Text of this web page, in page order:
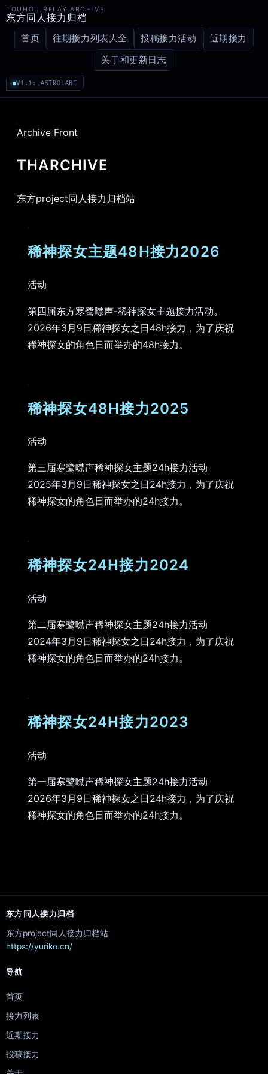
TOUHOU RELAY ARCHIVE
东方同人接力归档
首页 往期接力列表大全 投稿接力活动
近期接力
关于和更新日志
V1.1: ASTROLABE
Archive Front
THARCHIVE
东方project同人接力归档站
稀神探女主题48H接力2026
活动
第四届东方寒鹭噤声-稀神探女主题接力活动。
2026年3月9日稀神探女之日48h接力，为了庆祝
稀神探女的角色日而举办的48h接力。
稀神探女48H接力2025
活动
第三届寒鹭噤声稀神探女主题24h接力活动
2025年3月9日稀神探女之日24h接力，为了庆祝
稀神探女的角色日而举办的24h接力。
稀神探女24H接力2024
活动
第二届寒鹭噤声稀神探女主题24h接力活动
2024年3月9日稀神探女之日24h接力，为了庆祝
稀神探女的角色日而举办的24h接力。
稀神探女24H接力2023
活动
第一届寒鹭噤声稀神探女主题24h接力活动
2026年3月9日稀神探女之日24h接力，为了庆祝
稀神探女的角色日而举办的24h接力。
东方同人接力归档
东方project同人接力归档站
https://yuriko.cn/
导航
首页
接力列表
近期接力
投稿接力